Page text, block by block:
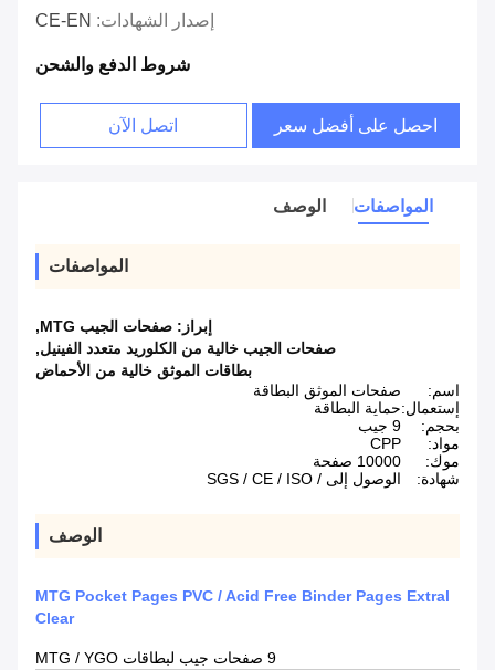
إصدار الشهادات: CE-EN
شروط الدفع والشحن
احصل على أفضل سعر اتصل الآن
المواصفات الوصف
المواصفات
إبراز: صفحات الجيب MTG
,
صفحات الجيب خالية من الكلوريد متعدد الفينيل,
بطاقات الموثق خالية من الأحماض
اسم:
صفحات الموثق البطاقة
إستعمال:حماية البطاقة
بحجم:
9 جيب
مواد:
CPP
موك:
10000 صفحة
شهادة:
الوصول إلى / SGS / CE / ISO
الوصف
MTG Pocket Pages PVC / Acid Free Binder Pages Extral
Clear
9 صفحات جيب لبطاقات MTG / YGO